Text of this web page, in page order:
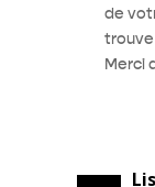
de
trouve
Merci